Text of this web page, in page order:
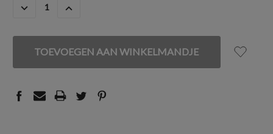
HOEVEELHEID
VAN
UNDEFINED
HOEVEELHEID
VAN
UNDEFINED